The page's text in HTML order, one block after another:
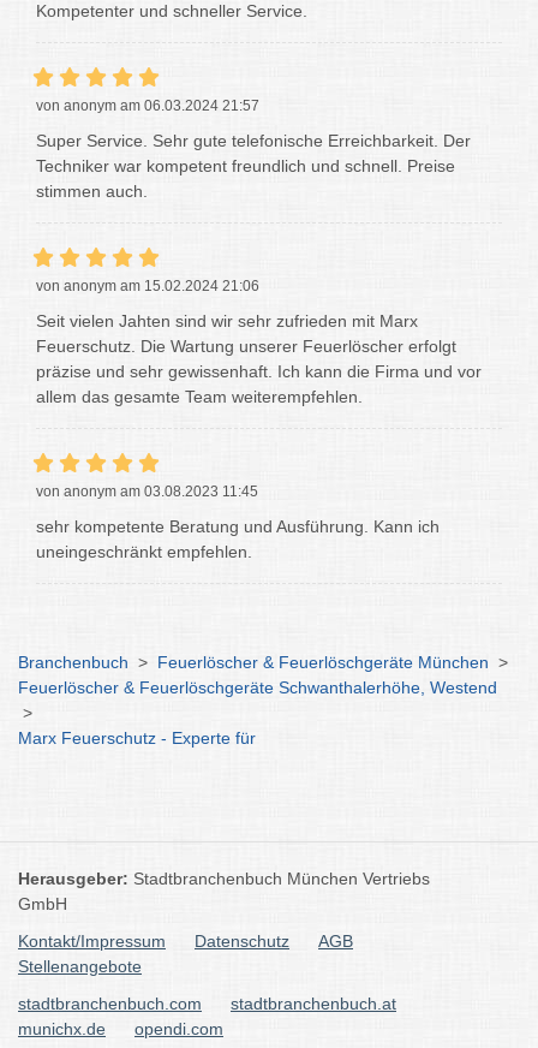
Kompetenter und schneller Service.
von anonym am 06.03.2024 21:57
Super Service. Sehr gute telefonische Erreichbarkeit. Der
Techniker war kompetent freundlich und schnell. Preise
stimmen auch.
von anonym am 15.02.2024 21:06
Seit vielen Jahten sind wir sehr zufrieden mit Marx
Feuerschutz. Die Wartung unserer Feuerlöscher erfolgt
präzise und sehr gewissenhaft. Ich kann die Firma und vor
allem das gesamte Team weiterempfehlen.
von anonym am 03.08.2023 11:45
sehr kompetente Beratung und Ausführung. Kann ich
uneingeschränkt empfehlen.
Branchenbuch > Feuerlöscher & Feuerlöschgeräte München >
Feuerlöscher & Feuerlöschgeräte Schwanthalerhöhe, Westend
>
Marx Feuerschutz - Experte für
Herausgeber: Stadtbranchenbuch München Vertriebs
GmbH
Kontakt/Impressum
Datenschutz
AGB
Stellenangebote
stadtbranchenbuch.com
stadtbranchenbuch.at
munichx.de
opendi.com